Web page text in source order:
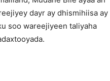
dayr ay dhismihiisa ay
soo wareejiyeen taliyaha